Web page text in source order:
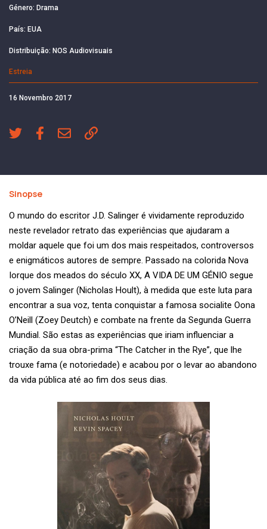
Género: Drama
País: EUA
Distribuição: NOS Audiovisuais
Estreia
16 Novembro 2017
Sinopse
O mundo do escritor J.D. Salinger é vividamente reproduzido
neste revelador retrato das experiências que ajudaram a
moldar aquele que foi um dos mais respeitados, controversos
e enigmáticos autores de sempre. Passado na colorida Nova
Iorque dos meados do século XX, A VIDA DE UM GÉNIO segue
o jovem Salinger (Nicholas Hoult), à medida que este luta para
encontrar a sua voz, tenta conquistar a famosa socialite Oona
O’Neill (Zoey Deutch) e combate na frente da Segunda Guerra
Mundial. São estas as experiências que iriam influenciar a
criação da sua obra-prima “The Catcher in the Rye”, que lhe
trouxe fama (e notoriedade) e acabou por o levar ao abandono
da vida pública até ao fim dos seus dias.